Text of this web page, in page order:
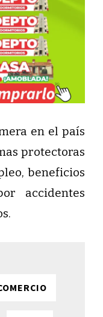
en el país
protectoras
beneficios
accidentes